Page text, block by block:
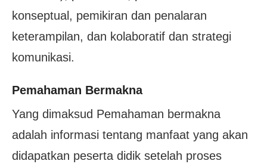
konseptual, pemikiran dan penalaran
keterampilan, dan kolaboratif dan strategi
komunikasi.
Pemahaman Bermakna
Yang dimaksud Pemahaman bermakna
adalah informasi tentang manfaat yang akan
didapatkan peserta didik setelah proses